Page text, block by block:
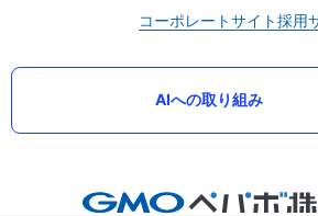
コーポレートサイト採用
AIへの取り組み